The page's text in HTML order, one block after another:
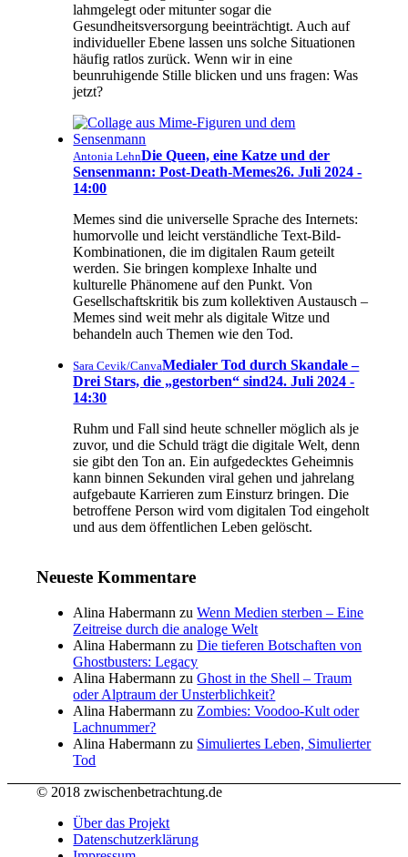
lahmgelegt oder mitunter sogar die
Gesundheitsversorgung beeinträchtigt. Auch auf
individueller Ebene lassen uns solche Situationen
häufig ratlos zurück. Wenn wir in eine
beunruhigende Stille blicken und uns fragen: Was
jetzt?
Antonia LehnDie Queen, eine Katze und der
Sensenmann: Post-Death-Memes26. Juli 2024 -
14:00
Memes sind die universelle Sprache des Internets:
humorvolle und leicht verständliche Text-Bild-
Kombinationen, die im digitalen Raum geteilt
werden. Sie bringen komplexe Inhalte und
kulturelle Phänomene auf den Punkt. Von
Gesellschaftskritik bis zum kollektiven Austausch –
Memes sind weit mehr als digitale Witze und
behandeln auch Themen wie den Tod.
Sara Cevik/CanvaMedialer Tod durch Skandale –
Drei Stars, die „gestorben“ sind24. Juli 2024 -
14:30
Ruhm und Fall sind heute schneller möglich als je
zuvor, und die Schuld trägt die digitale Welt, denn
sie gibt den Ton an. Ein aufgedecktes Geheimnis
kann binnen Sekunden viral gehen und jahrelang
aufgebaute Karrieren zum Einsturz bringen. Die
betroffene Person wird vom digitalen Tod eingeholt
und aus dem öffentlichen Leben gelöscht.
Neueste Kommentare
Alina Habermann zuWenn Medien sterben – Eine
Zeitreise durch die analoge Welt
Alina Habermann zuDie tieferen Botschaften von
Ghostbusters: Legacy
Alina Habermann zuGhost in the Shell – Traum
oder Alptraum der Unsterblichkeit?
Alina Habermann zu Zombies: Voodoo-Kult oder
Lachnummer?
Alina Habermann zu Simuliertes Leben, Simulierter
Tod
© 2018 zwischenbetrachtung.de
Über das Projekt
Datenschutzerklärung